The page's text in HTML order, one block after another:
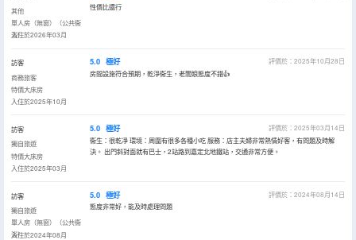
其他
單人房（無窗）（公共衞
浴）
入住於2026年03月
性價比還行
訪客
商務旅客
特價大床房
入住於2025年10月
5.0 極好
評價於：2025年10月28日
房間設施符合預期，乾淨衞生，老闆娘態度不錯👍
訪客
獨自旅遊
特價大床房
入住於2025年03月
5.0 極好
評價於：2025年03月14日
衞生：很乾凈 環境：周圍有很多各種小吃 服務：店主夫婦非常熱情好客，有問題及時解
決。 出門斜對面就有巴士，2站路到嘉定北地鐵站，交通非常方便。
訪客
獨自旅遊
單人房（無窗）（公共衞
浴）
入住於2024年08月
5.0 極好
評價於：2024年08月14日
態度非常好，能及時處理問題